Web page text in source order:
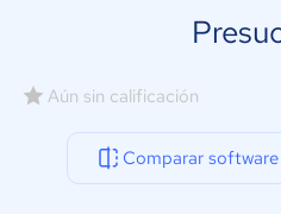
Aún sin calificación
Comparar software